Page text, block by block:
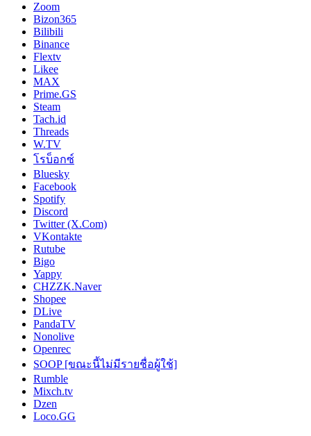
Zoom
Bizon365
Bilibili
Binance
Flextv
Likee
MAX
Prime.GS
Steam
Tach.id
Threads
W.TV
โรบ็อกซ์
Bluesky
Facebook
Spotify
Discord
Twitter (X.Com)
VKontakte
Rutube
Bigo
Yappy
CHZZK.Naver
Shopee
DLive
PandaTV
Nonolive
Openrec
SOOP [ขณะนี้ไม่มีรายชื่อผู้ใช้]
Rumble
Mixch.tv
Dzen
Loco.GG